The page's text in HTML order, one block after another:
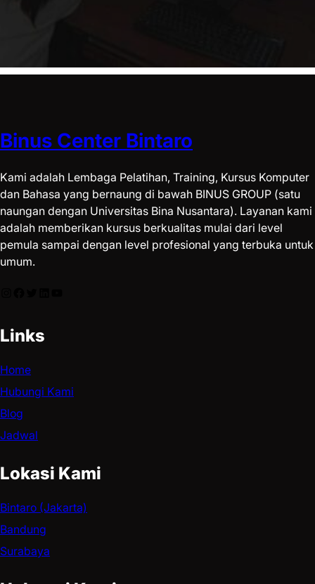
Binus Center Bintaro
Kami adalah Lembaga Pelatihan, Training, Kursus Komputer
dan Bahasa yang bernaung di bawah BINUS GROUP (satu
naungan dengan Universitas Bina Nusantara). Layanan kami
adalah memberikan kursus berkualitas mulai dari level
pemula sampai dengan level profesional yang terbuka untuk
umum.
Links
Home
Hubungi Kami
Blog
Jadwal
Lokasi Kami
Bintaro (Jakarta)
Bandung
Surabaya